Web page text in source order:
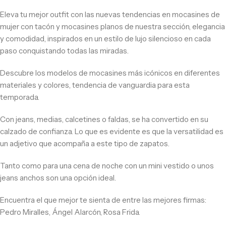
Eleva tu mejor outfit con las nuevas tendencias en mocasines de
mujer con tacón y mocasines planos de nuestra sección, elegancia
y comodidad, inspirados en un estilo de lujo silencioso en cada
paso conquistando todas las miradas.
Descubre los modelos de mocasines más icónicos en diferentes
materiales y colores, tendencia de vanguardia para esta
temporada.
Con jeans, medias, calcetines o faldas, se ha convertido en su
calzado de confianza. Lo que es evidente es que la versatilidad es
un adjetivo que acompaña a este tipo de zapatos.
Tanto como para una cena de noche con un mini vestido o unos
jeans anchos son una opción ideal.
Encuentra el que mejor te sienta de entre las mejores firmas:
Pedro Miralles, Ángel Alarcón, Rosa Frida.